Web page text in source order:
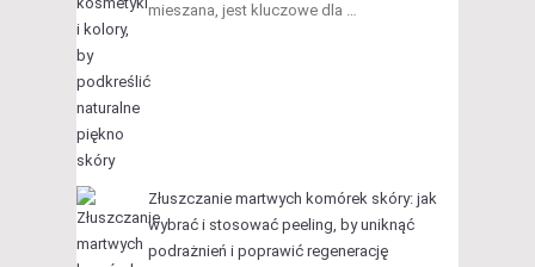
mieszana, jest kluczowe dla …
Złuszczanie martwych komórek skóry: jak
wybrać i stosować peeling, by uniknąć
podrażnień i poprawić regenerację